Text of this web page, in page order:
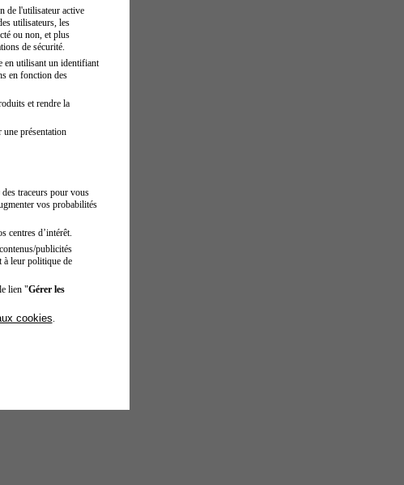
de l'utilisateur active
utilisateurs, les
ou non, et plus
de sécurité.
en utilisant un identifiant
en fonction des
et rendre la
présentation
traceurs pour vous
vos probabilités
centres d’intérêt.
publicités
à leur politique de
lien "Gérer les
cookies